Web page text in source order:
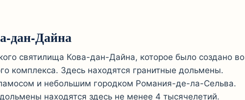
дан-Дайна
святилища Кова-дан-Дайна, которое было создано во
комплекса. Здесь находятся гранитные дольмены.
и небольшим городком Романия-де-ла-Сельва.
находятся здесь не менее 4 тысячелетий.